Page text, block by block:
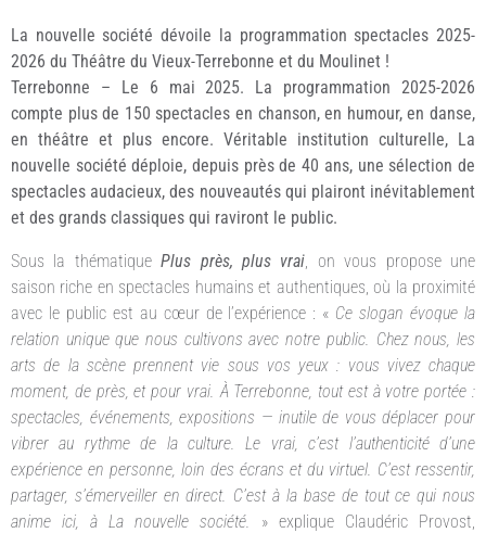
La nouvelle société dévoile la programmation spectacles 2025-
2026 du Théâtre du Vieux-Terrebonne et du Moulinet !
Terrebonne – Le 6 mai 2025. La programmation 2025-2026
compte plus de 150 spectacles en chanson, en humour, en danse,
en théâtre et plus encore. Véritable institution culturelle, La
nouvelle société déploie, depuis près de 40 ans, une sélection de
spectacles audacieux, des nouveautés qui plairont inévitablement
et des grands classiques qui raviront le public.
Sous la thématiquePlus près, plus vrai , on vous propose une
saison riche en spectacles humains et authentiques, où la proximité
avec le public est au cœur de l’expérience : « Ce slogan évoque la
relation unique que nous cultivons avec notre public. Chez nous, les
arts de la scène prennent vie sous vos yeux : vous vivez chaque
moment, de près, et pour vrai. À Terrebonne, tout est à votre portée :
spectacles, événements, expositions — inutile de vous déplacer pour
vibrer au rythme de la culture. Le vrai, c’est l’authenticité d’une
expérience en personne, loin des écrans et du virtuel. C’est ressentir,
partager, s’émerveiller en direct. C’est à la base de tout ce qui nous
anime ici, à La nouvelle société. » explique Claudéric Provost,